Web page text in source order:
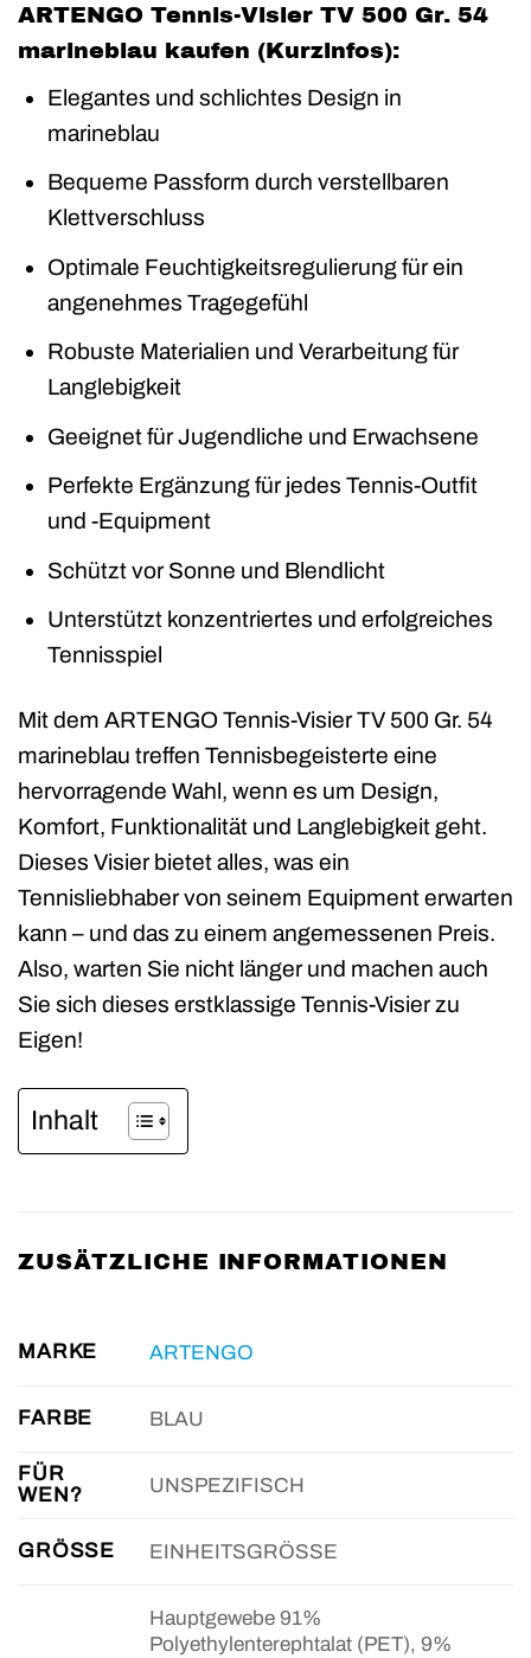
ARTENGO Tennis-Visier TV 500 Gr. 54
marineblau kaufen (Kurzinfos):
Elegantes und schlichtes Design in
marineblau
Bequeme Passform durch verstellbaren
Klettverschluss
Optimale Feuchtigkeitsregulierung für ein
angenehmes Tragegefühl
Robuste Materialien und Verarbeitung für
Langlebigkeit
Geeignet für Jugendliche und Erwachsene
Perfekte Ergänzung für jedes Tennis-Outfit
und -Equipment
Schützt vor Sonne und Blendlicht
Unterstützt konzentriertes und erfolgreiches
Tennisspiel
Mit dem ARTENGO Tennis-Visier TV 500 Gr. 54
marineblau treffen Tennisbegeisterte eine
hervorragende Wahl, wenn es um Design,
Komfort, Funktionalität und Langlebigkeit geht.
Dieses Visier bietet alles, was ein
Tennisliebhaber von seinem Equipment erwarten
kann – und das zu einem angemessenen Preis.
Also, warten Sie nicht länger und machen auch
Sie sich dieses erstklassige Tennis-Visier zu
Eigen!
Inhalt
ZUSÄTZLICHE INFORMATIONEN
MARKE ARTENGO
FARBE BLAU
FÜR
WEN?
UNSPEZIFISCH
GRÖSSE EINHEITSGRÖSSE
Hauptgewebe 91%
Polyethylenterephtalat (PET), 9%